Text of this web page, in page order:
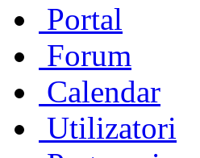
Portal
Forum
Calendar
Utilizatori